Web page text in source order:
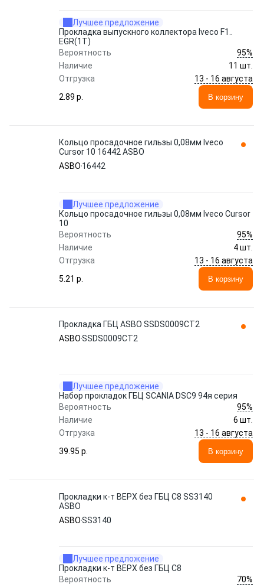
Лучшее предложение
Прокладка выпускного коллектора Iveco F1..
EGR(1T)
Вероятность
95%
Наличие
11 шт.
Отгрузка
13 - 16 августа
2.89 p.
В корзину
Кольцо просадочное гильзы 0,08мм Iveco
Cursor 10 16442 ASBO
ASBO 16442
Лучшее предложение
Кольцо просадочное гильзы 0,08мм Iveco Cursor
10
Вероятность
95%
Наличие
4 шт.
Отгрузка
13 - 16 августа
5.21 p.
В корзину
Прокладка ГБЦ ASBO SSDS0009CT2
ASBOSSDS0009CT2
Лучшее предложение
Набор прокладок ГБЦ SCANIA DSC9 94я серия
Вероятность
95%
Наличие
6 шт.
Отгрузка
13 - 16 августа
39.95 p.
В корзину
Прокладки к-т ВЕРХ без ГБЦ C8 SS3140
ASBO
ASBOSS3140
Лучшее предложение
Прокладки к-т ВЕРХ без ГБЦ C8
Вероятность
70%